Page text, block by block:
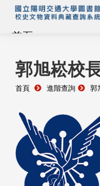
首頁
藏品查詢
校史館簡介
藏品清單全覽
資料調閱申請
管理者登入
郭旭崧校
首頁 進階查詢 郭